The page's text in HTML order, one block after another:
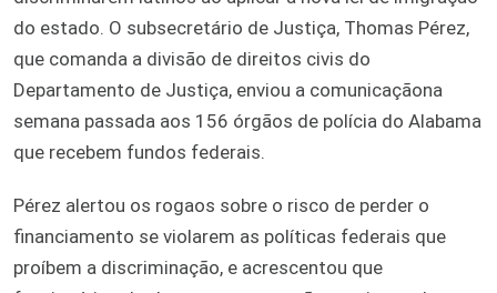
do estado. O subsecretário de Justiça, Thomas Pérez,
que comanda a divisão de direitos civis do
Departamento de Justiça, enviou a comunicaçãona
semana passada aos 156 órgãos de polícia do Alabama
que recebem fundos federais.
Pérez alertou os rogaos sobre o risco de perder o
financiamento se violarem as políticas federais que
proíbem a discriminação, e acrescentou que